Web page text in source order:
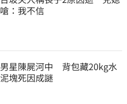
嗆：我不信
男星陳屍河中　背包藏20kg水
泥塊死因成謎